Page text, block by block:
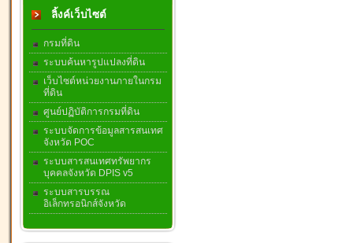
ลิ้งค์เว็บไซต์
กรมที่ดิน
ระบบค้นหารูปแปลงที่ดิน
เว็บไซต์หน่วยงานภายในกรม
ที่ดิน
ศูนย์ปฏิบัติการกรมที่ดิน
ระบบจัดการข้อมูลสารสนเทศ
จังหวัด POC
ระบบสารสนเทศทรัพยากร
บุคคลจังหวัด DPIS v5
ระบบสารบรรณ
อิเล็กทรอนิกส์จังหวัด